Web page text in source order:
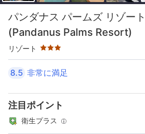
パンダナス パームズ リゾート
(Pandanus Palms Resort)
リゾート
星評価 3つ星
8.5 非常に満足
注目ポイント
衛生プラス